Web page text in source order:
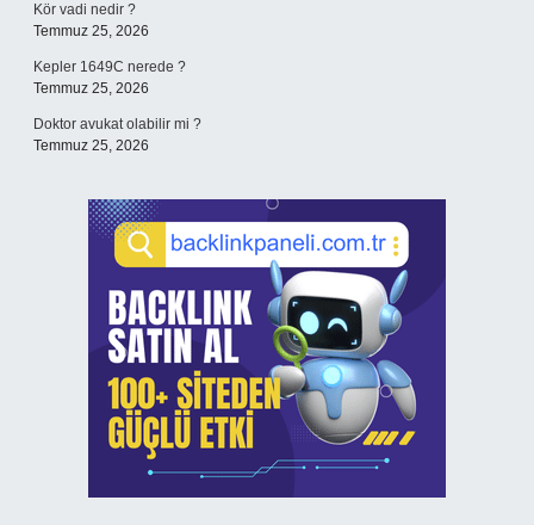
Kör vadi nedir ?
Temmuz 25, 2026
Kepler 1649C nerede ?
Temmuz 25, 2026
Doktor avukat olabilir mi ?
Temmuz 25, 2026